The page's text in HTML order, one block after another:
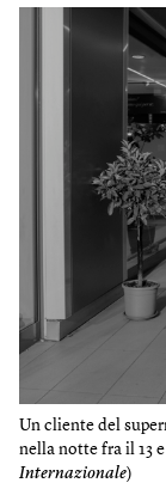
Un cliente del
nella notte fra il 13
Internazionale)